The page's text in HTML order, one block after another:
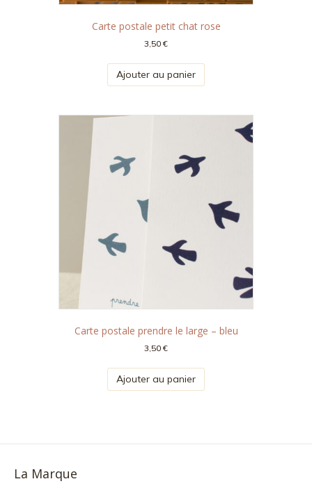
Carte postale petit chat rose
3,50€
Ajouter au panier
Carte postale prendre le large – bleu
3,50€
Ajouter au panier
La Marque